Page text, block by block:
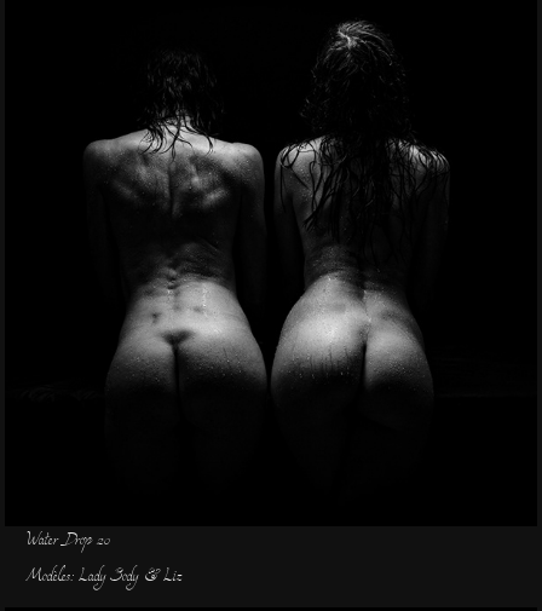
Water Drop 20
Modèles: Lady Body & Liz